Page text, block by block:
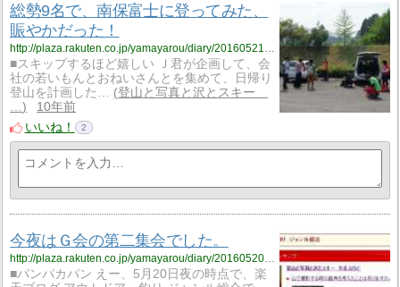
総勢9名で、南保富士に登ってみた、
賑やかだった！
■スキップするほど嬉しい Ｊ君が企画して、会
社の若いもんとおねいさんとを集めて、日帰り
登山を計画した…
登山と写真と沢とスキー
…
10年前
いいね！
2
今夜はＧ会の第二集会でした。
http://plaza.rakuten.co.jp/yamayarou/diary/201605200001/
■パンパカパン えー、5月20日夜の時点で、楽